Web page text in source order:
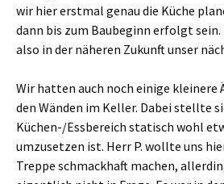
wir hier erstmal genau die Küche
dann bis zum Baubeginn erfolgt sein.
also in der näheren Zukunft unser
Wir hatten auch noch einige kleinere
den Wänden im Keller. Dabei stellte
Küchen-/Essbereich statisch wohl
umzusetzen ist. Herr P. wollte uns
Treppe schmackhaft machen,